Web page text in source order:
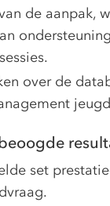
de aanpak,
over de
set